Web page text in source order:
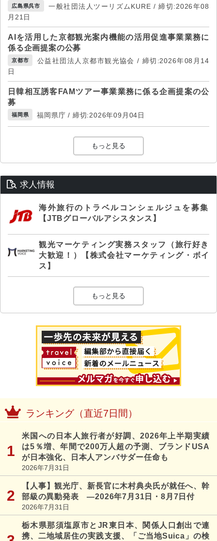
広島県呉市
一般社団法人ツーリズムKURE / 締切:2026年08
月21日
AIを活用した京都観光案内機能の活用促進事業業務に
係る企画提案の公募
京都市
公益社団法人京都市観光協会 / 締切:2026年08月14
日
日韓相互誘客FAMツアー事業業務に係る企画提案の公
募
福岡県 福岡県庁 / 締切:2026年09月04日
もっと見る
求人情報
海外旅行のトラベルコンシェルジュを募集
【JTBグローバルアシスタンス】
観光マーケティング実務スタッフ（旅行好き
大歓迎！）【株式会社マーケティング・ボイ
ス】
もっと見る
ランキング（直近7日間）
米国への日本人旅行者が好調、2026年上半期実績
は5％増、年間で200万人超の予測、ブランドUSA
が日本強化、日本人アンバサダー任命も
2026年7月31日
【人事】観光庁、新長官に木村典央氏が就任へ、幹
部級の異動発表 ―2026年7月31日・8月7日付
2026年7月31日
栃木県那須塩原市とJR東日本、関係人口創出で連
携、二地域居住の実践支援、「ご当地Suica」の検